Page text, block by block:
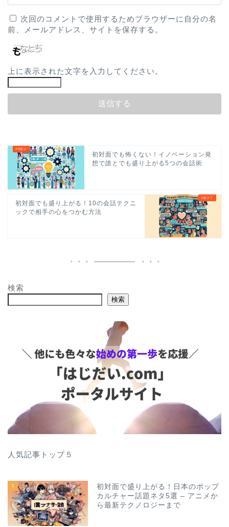
次回のコメントで使用するためブラウザーに自分の名
前、メールアドレス、サイトを保存する。
上に表示された文字を入力してください。
初対面でも怖くない！イノベーション発
想で誰とでも盛り上がる5つの会話術
初対面でも盛り上がる！10の会話テクニ
ックで相手の心をつかむ方法
検索
検索
人気記事トップ５
1
初対面で盛り上がる！日本のポップ
カルチャー話題ネタ5選 – アニメか
ら最新テクノロジーまで